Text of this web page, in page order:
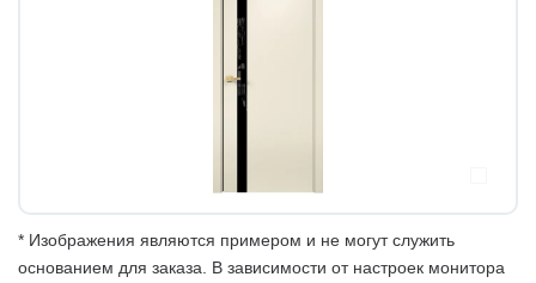
* Изображения являются примером и не могут служить
основанием для заказа. В зависимости от настроек монитора